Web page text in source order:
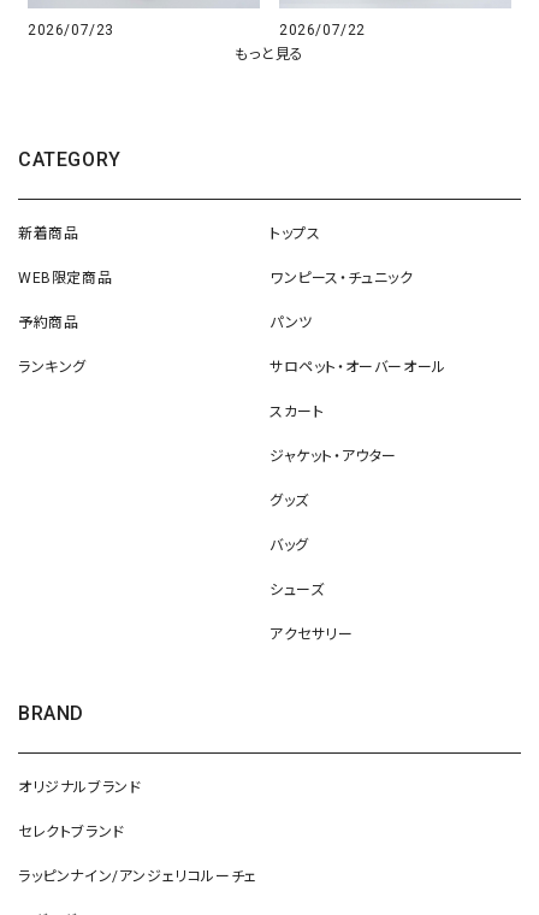
2026/07/23
2026/07/22
もっと見る
CATEGORY
新着商品
WEB限定商品
予約商品
ランキング
トップス
ワンピース・チュニック
パンツ
サロペット・オーバーオール
スカート
ジャケット・アウター
グッズ
バッグ
シューズ
アクセサリー
BRAND
オリジナルブランド
セレクトブランド
ラッピンナイン/アンジェリコルーチェ